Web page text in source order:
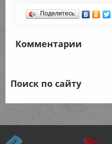
Поделитесь:
Комментарии
Поиск по сайту